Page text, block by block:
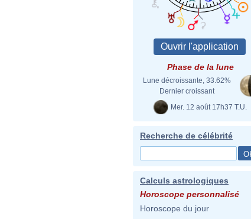
Phase de la lune
Lune décroissante, 33.62%
Dernier croissant
Mer. 12 août 17h37 T.U.
Recherche de célébrité
Calculs astrologiques
Horoscope personnalisé
Horoscope du jour